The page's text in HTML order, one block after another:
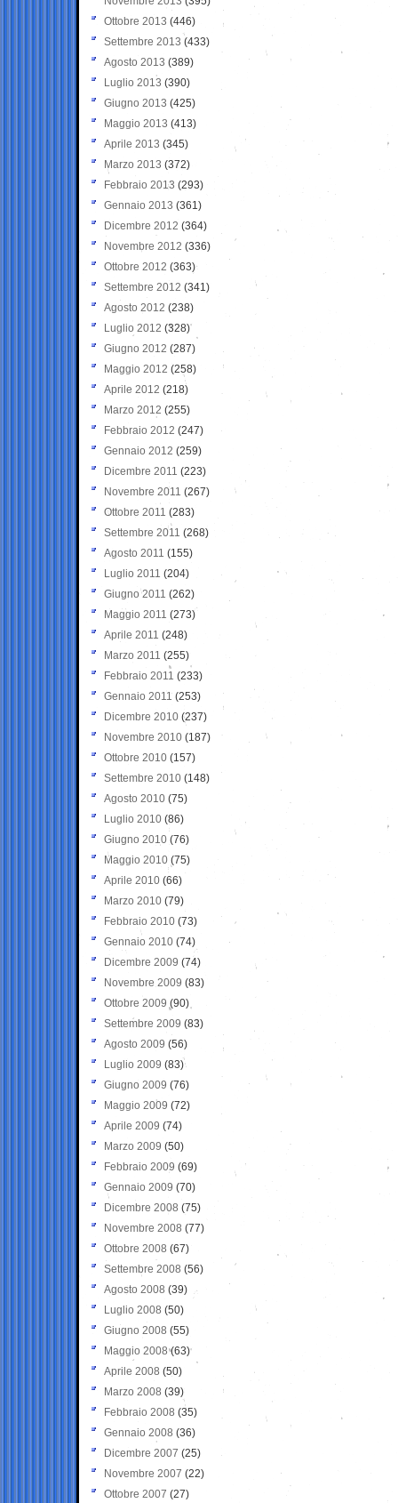
Ottobre 2013 (446)
Settembre 2013 (433)
Agosto 2013 (389)
Luglio 2013 (390)
Giugno 2013 (425)
Maggio 2013 (413)
Aprile 2013 (345)
Marzo 2013 (372)
Febbraio 2013 (293)
Gennaio 2013 (361)
Dicembre 2012 (364)
Novembre 2012 (336)
Ottobre 2012 (363)
Settembre 2012 (341)
Agosto 2012 (238)
Luglio 2012 (328)
Giugno 2012 (287)
Maggio 2012 (258)
Aprile 2012 (218)
Marzo 2012 (255)
Febbraio 2012 (247)
Gennaio 2012 (259)
Dicembre 2011 (223)
Novembre 2011 (267)
Ottobre 2011 (283)
Settembre 2011 (268)
Agosto 2011 (155)
Luglio 2011 (204)
Giugno 2011 (262)
Maggio 2011 (273)
Aprile 2011 (248)
Marzo 2011 (255)
Febbraio 2011 (233)
Gennaio 2011 (253)
Dicembre 2010 (237)
Novembre 2010 (187)
Ottobre 2010 (157)
Settembre 2010 (148)
Agosto 2010 (75)
Luglio 2010 (86)
Giugno 2010 (76)
Maggio 2010 (75)
Aprile 2010 (66)
Marzo 2010 (79)
Febbraio 2010 (73)
Gennaio 2010 (74)
Dicembre 2009 (74)
Novembre 2009 (83)
Ottobre 2009 (90)
Settembre 2009 (83)
Agosto 2009 (56)
Luglio 2009 (83)
Giugno 2009 (76)
Maggio 2009 (72)
Aprile 2009 (74)
Marzo 2009 (50)
Febbraio 2009 (69)
Gennaio 2009 (70)
Dicembre 2008 (75)
Novembre 2008 (77)
Ottobre 2008 (67)
Settembre 2008 (56)
Agosto 2008 (39)
Luglio 2008 (50)
Giugno 2008 (55)
Maggio 2008(63)
Aprile 2008 (50)
Marzo 2008 (39)
Febbraio 2008 (35)
Gennaio 2008 (36)
Dicembre 2007 (25)
Novembre 2007 (22)
Ottobre 2007 (27)